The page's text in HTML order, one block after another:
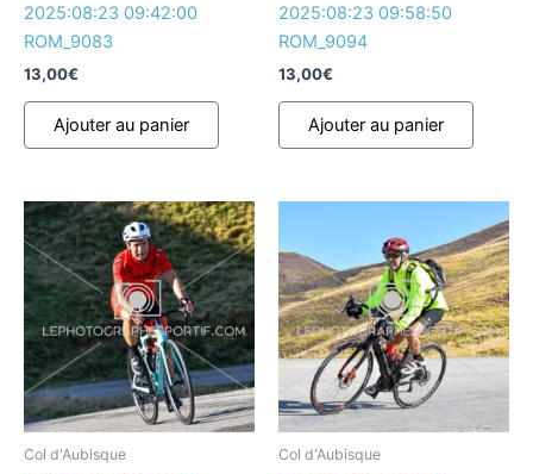
2025:08:23 09:42:00
ROM_9083
13,00€
Ajouter au panier
2025:08:23 09:58:50
ROM_9094
13,00€
Ajouter au panier
Col d'Aubisque Col d'Aubisque